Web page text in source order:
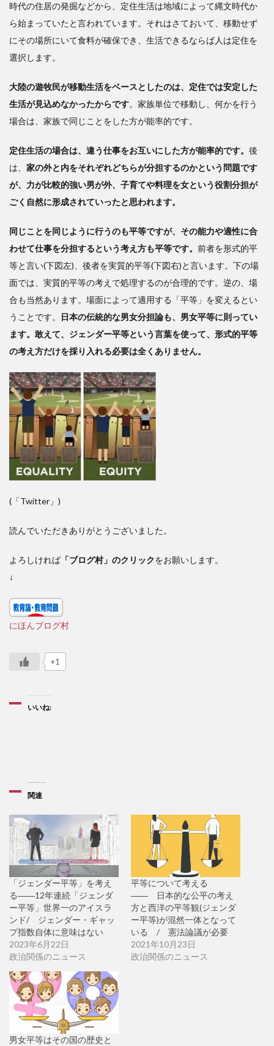
時代の住居の発掘などから、定住生活は地域によって縄文時代か
ら始まっていたと言われています。それはさておいて、移動せず
にその場所にいて食料が確保でき、生活できるならば人は定住を
選択します。
大陸の遊牧民が移動生活をベースとしたのは、定住では安定した
生活が見込めなかったからです。家族単位で移動し、何かを行う
場合は、家族で同じことをした方が能率的です。
定住生活の場合は、違う仕事をお互いにした方が能率的です。 後
は、 家の外と内をそれぞれどちらが分担するのかという問題です
が、力が比較的強い男が外、子育てや料理を女という役割分担が
ごく自然に形成されていったと思われます。
同じことを同じように行うのも平等ですが、その能力や適性に合
わせて仕事を分担するという考え方も平等です。 前者を形式的平
等と言い(下図左)、後者を実質的平等(下図右)と言います。下の場
面では、実質的平等の考えで処理するのが合理的です。逆の、場
合も当然あります。場面によって適用する「平等」を変えるとい
うことです。
日本の伝統的な男女分担論も、男女平等に則ってい
ます。敢えて、ジェンダー平等という言葉を使って、形式的平等
の考え方だけを採り入れる必要は全くありません。
(「Twitter」)
読んでいただきありがとうございました。
よろしければ 「ブログ村」のクリックをお願いします。
↓
にほんブログ村
+1
いいね:
関連
「ジェンダー平等」を考え
る――12年連続「ジェンダ
ー平等」世界一のアイスラ
ンド/ ジェンダー・ギャッ
プ指数自体に意味はない
2023年6月22日
政治関係のニュース
平等について考える
―― 日本的な公平の考え
方と西洋の平等観(ジェンダ
ー平等)が混然一体となって
いる / 憲法論議が必要
2021年10月23日
政治関係のニュース
男女平等はその国の歴史と